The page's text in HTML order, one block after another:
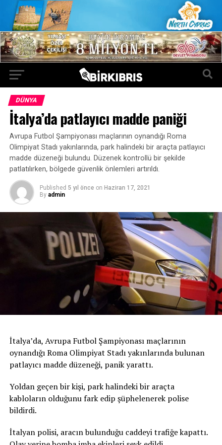
DÜNYA
İtalya’da patlayıcı madde paniği
Avrupa Futbol Şampiyonası maçlarının oynandığı Roma
Olimpiyat Stadı yakınlarında, park halindeki bir araçta patlayıcı
madde düzeneği bulundu. Düzenek kontrollü bir şekilde
patlatılırken, bölgede güvenlik önlemleri artırıldı.
Published 5 yıl önce on Haziran 17, 2021
By admin
İtalya’da, Avrupa Futbol Şampiyonası maçlarının
oynandığı Roma Olimpiyat Stadı yakınlarında bulunan
patlayıcı madde düzeneği, panik yarattı.
Yoldan geçen bir kişi, park halindeki bir araçta
kabloların olduğunu fark edip şüphelenerek polise
bildirdi.
İtalyan polisi, aracın bulunduğu caddeyi trafiğe kapattı.